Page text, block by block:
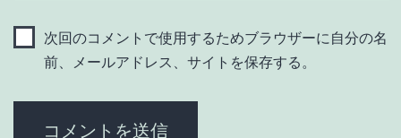
次回のコメントで使用するためブラウザーに自分の名
前、メールアドレス、サイトを保存する。